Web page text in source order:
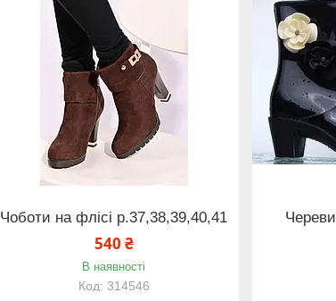
Чоботи на флісі р.37,38,39,40,41
540 ₴
В наявності
314546